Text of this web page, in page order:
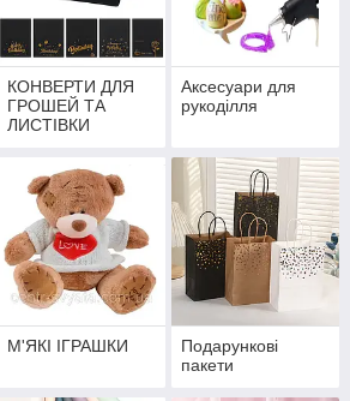
КОНВЕРТИ ДЛЯ
ГРОШЕЙ ТА
ЛИСТІВКИ
Аксесуари для
рукоділля
М'ЯКІ ІГРАШКИ
Подарункові
пакети